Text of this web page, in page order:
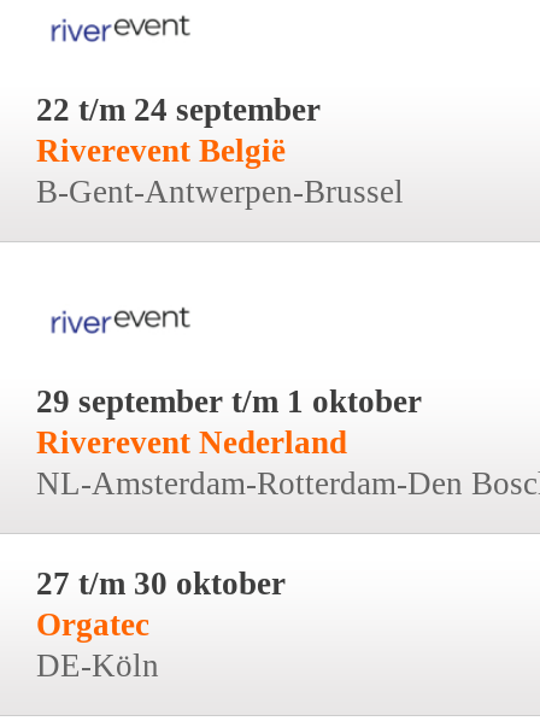
22 t/m 24 september
Riverevent België
B-Gent-Antwerpen-Brussel
29 september t/m 1 oktober
Riverevent Nederland
NL-Amsterdam-Rotterdam-Den
27 t/m 30 oktober
Orgatec
DE-Köln